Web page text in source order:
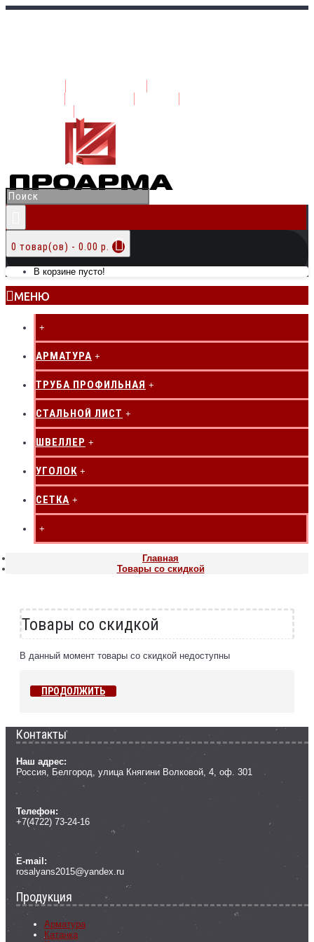
0 товар(ов) - 0.00 р.
В корзине пусто!
МЕНЮ
+
АРМАТУРА +
ТРУБА ПРОФИЛЬНАЯ +
СТАЛЬНОЙ ЛИСТ +
ШВЕЛЛЕР +
УГОЛОК +
СЕТКА +
+
Главная
Товары со скидкой
Товары со скидкой
В данный момент товары со скидкой недоступны
ПРОДОЛЖИТЬ
Контакты
Наш адрес:
Россия, Белгород, улица Княгини Волковой, 4, оф. 301
Телефон:
+7(4722) 73-24-16
E-mail:
rosalyans2015@yandex.ru
Продукция
Арматура
Катанка